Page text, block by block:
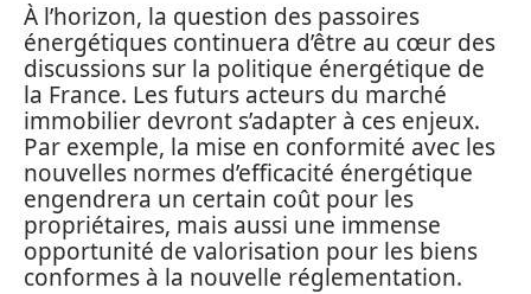
À l’horizon, la question des passoires
énergétiques continuera d’être au cœur des
discussions sur la politique énergétique de
la France. Les futurs acteurs du marché
immobilier devront s’adapter à ces enjeux.
Par exemple, la mise en conformité avec les
nouvelles normes d’efficacité énergétique
engendrera un certain coût pour les
propriétaires, mais aussi une immense
opportunité de valorisation pour les biens
conformes à la nouvelle réglementation.